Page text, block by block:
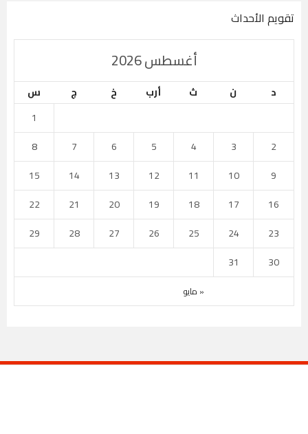
تقويم الأحداث
أغسطس 2026
د ن ث أرب خ ج س
« مايو
1
2
3
4
5
6
7
8
9
10
11
12
13
14
15
16
17
18
19
20
21
22
23
24
25
26
27
28
29
30
31